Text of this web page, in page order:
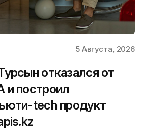
5 Августа, 2026
отказался от
и построил
tech продукт